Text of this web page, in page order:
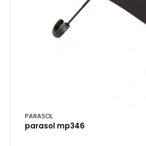
PARASOL
parasol mp346